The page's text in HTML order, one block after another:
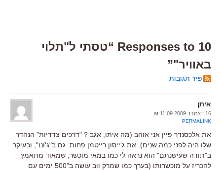
10 Responses to “טסתי ל"תלוי
באוויר"”
פיד תגובות
איתן
16 דצמבר 2009 at 11:09
PERMALINK
את אלכסנדר פיין אני אוהב (מה איתו, אגב ? "דרכים צדדיות" הנהדר
שלו היה לפני כמה שנים). את ג'ייסון רייטמן פחות. גם ב"ג'ונו", ובעיקר
ב"תודה שעישנתם" הוא נראה לי כמו במאי מוכשר, שמאוד מתאמץ
להכריז על מוכשרותו (בערך כמו שמרק ווב עושה ב"500 ימים עם